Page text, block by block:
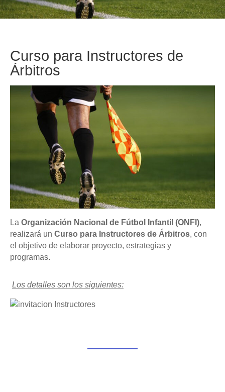
Curso para Instructores de
Árbitros
La Organización Nacional de Fútbol Infantil (ONFI),
realizará un Curso para Instructores de Árbitros, con
el objetivo de elaborar proyecto, estrategias y
programas.
Los detalles son los siguientes: